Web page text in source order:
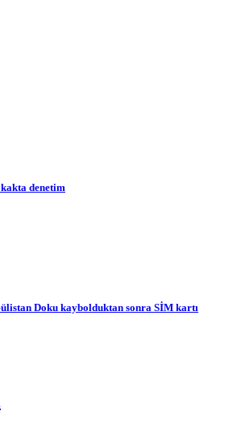
denetim
Doku kaybolduktan sonra SİM kartı